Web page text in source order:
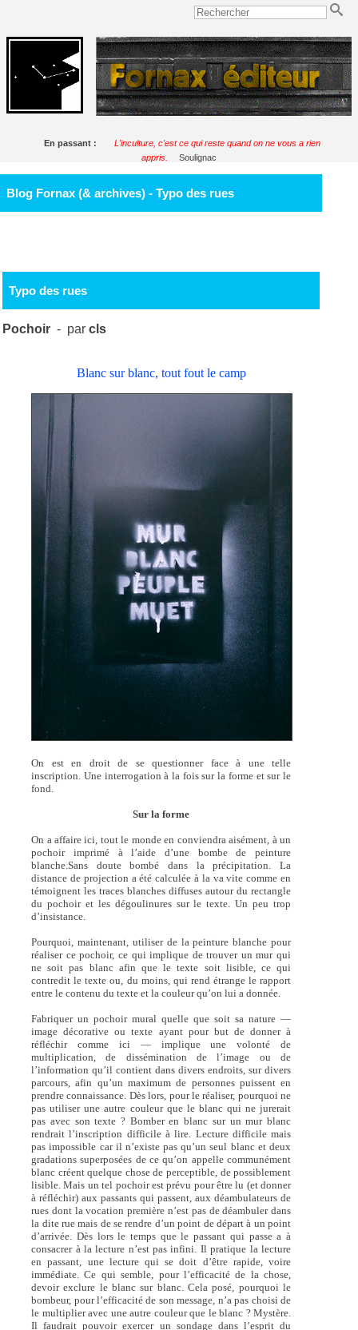
En passant :
L'inculture, c'est ce qui reste quand on ne vous a rien
appris.
Soulignac
Blog Fornax (& archives) - Typo des rues
Typo des rues
Pochoir - parcls
Blanc sur blanc, tout fout le camp
On est en droit de se questionner face à une telle
inscription. Une interrogation à la fois sur la forme et sur le
fond.
Sur la forme
On a affaire ici, tout le monde en conviendra aisément, à un
pochoir imprimé à l’aide d’une bombe de peinture
blanche.Sans doute bombé dans la précipitation. La
distance de projection a été calculée à la va vite comme en
témoignent les traces blanches diffuses autour du rectangle
du pochoir et les dégoulinures sur le texte. Un peu trop
d’insistance.
Pourquoi, maintenant, utiliser de la peinture blanche pour
réaliser ce pochoir, ce qui implique de trouver un mur qui
ne soit pas blanc afin que le texte soit lisible, ce qui
contredit le texte ou, du moins, qui rend étrange le rapport
entre le contenu du texte et la couleur qu’on lui a donnée.
Fabriquer un pochoir mural quelle que soit sa nature —
image décorative ou texte ayant pour but de donner à
réfléchir comme ici — implique une volonté de
multiplication, de dissémination de l’image ou de
l’information qu’il contient dans divers endroits, sur divers
parcours, afin qu’un maximum de personnes puissent en
prendre connaissance. Dès lors, pour le réaliser, pourquoi ne
pas utiliser une autre couleur que le blanc qui ne jurerait
pas avec son texte ? Bomber en blanc sur un mur blanc
rendrait l’inscription difficile à lire. Lecture difficile mais
pas impossible car il n’existe pas qu’un seul blanc et deux
gradations superposées de ce qu’on appelle communément
blanc créent quelque chose de perceptible, de possiblement
lisible. Mais un tel pochoir est prévu pour être lu (et donner
à réfléchir) aux passants qui passent, aux déambulateurs de
rues dont la vocation première n’est pas de déambuler dans
la dite rue mais de se rendre d’un point de départ à un point
d’arrivée. Dès lors le temps que le passant qui passe a à
consacrer à la lecture n’est pas infini. Il pratique la lecture
en passant, une lecture qui se doit d’être rapide, voire
immédiate. Ce qui semble, pour l’efficacité de la chose,
devoir exclure le blanc sur blanc. Cela posé, pourquoi le
bombeur, pour l’efficacité de son message, n’a pas choisi de
le multiplier avec une autre couleur que le blanc ? Mystère.
Il faudrait pouvoir exercer un sondage dans l’esprit du